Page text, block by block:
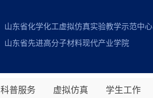
山东省化学化工虚拟仿真实验教学示范中心
山东省先进高分子材料现代产业学院
科普服务 虚拟仿真 学生工作